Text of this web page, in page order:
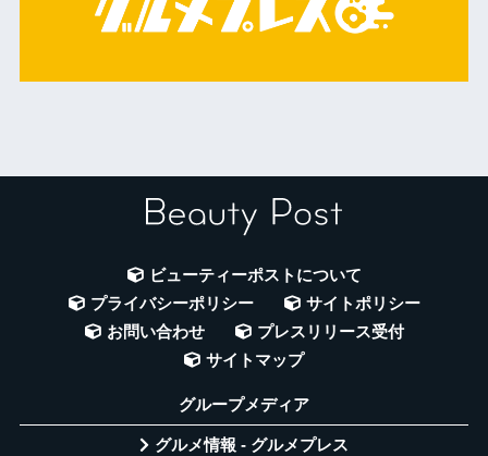
ビューティーポストについて
プライバシーポリシー
サイトポリシー
お問い合わせ
プレスリリース受付
サイトマップ
グループメディア
グルメ情報 - グルメプレス